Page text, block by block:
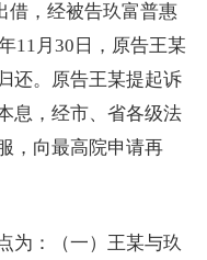
借，经被告玖富普惠
11月30日，原告王某
还。原告王某提起诉
息，经市、省各级法
，向最高院申请再
为：（一）王某与玖